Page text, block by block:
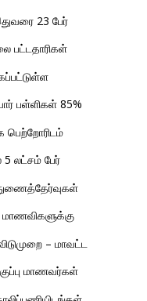
23 பேர்
பட்டதாரிகள்
பள்ளிகள் 85%
பெற்றோரிடம்
லட்சம் பேர்
மாணவிகளுக்கு
– மாவட்ட
மாணவர்கள்